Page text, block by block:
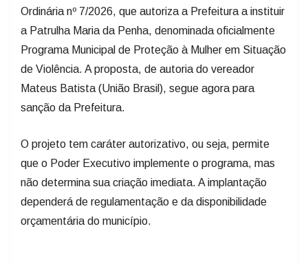
Ordinária nº 7/2026, que autoriza a Prefeitura a instituir
a Patrulha Maria da Penha, denominada oficialmente
Programa Municipal de Proteção à Mulher em Situação
de Violência. A proposta, de autoria do vereador
Mateus Batista (União Brasil), segue agora para
sanção da Prefeitura.
O projeto tem caráter autorizativo, ou seja, permite
que o Poder Executivo implemente o programa, mas
não determina sua criação imediata. A implantação
dependerá de regulamentação e da disponibilidade
orçamentária do município.